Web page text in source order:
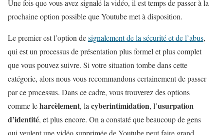
Une fois que vous avez signalé la vidéo, il est temps de passer à la
prochaine option possible que Youtube met à disposition.
Le premier est l’option designalement de la sécurité et de l’abus,
qui est un processus de présentation plus formel et plus complet
que vous pouvez suivre. Si votre situation tombe dans cette
catégorie, alors nous vous recommandons certainement de passer
par ce processus. Dans ce cadre, vous trouverez des options
comme leharcèlement, la cyberintimidation, l’usurpation
d’identité, et plus encore. On a constaté que beaucoup de gens
qui veulent une vidéo supprimée de Youtube peut faire grand